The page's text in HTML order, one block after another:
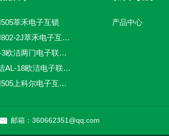
萃禾电子互锁
CH802-2J萃禾电子互锁 空气锁系统 电子连锁
AL-3欧洁两门电子联锁互锁空气锁系统洁净室互锁
欧洁AL-18欧洁电子联锁互锁空气锁系统两门 电话机
CH505上科尔电子互锁萃禾电子联锁互锁空气锁系统
产品中心
邮箱：360662351@qq.com